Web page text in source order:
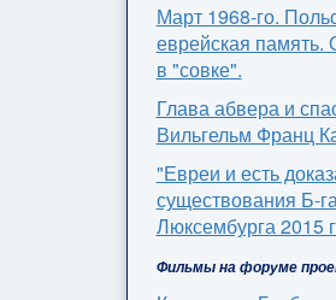
Март 1968-го.
еврейская память.
в "совке".
Глава абвера и
Вильгельм Франц
"Евреи и есть
существования Б-
Люксембурга 2015
Фильмы на форуме